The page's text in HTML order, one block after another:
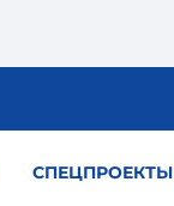
СПЕЦПРОЕКТЫ